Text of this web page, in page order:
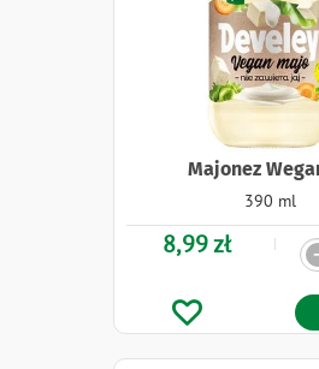
Majonez
390 ml
8,99 zł